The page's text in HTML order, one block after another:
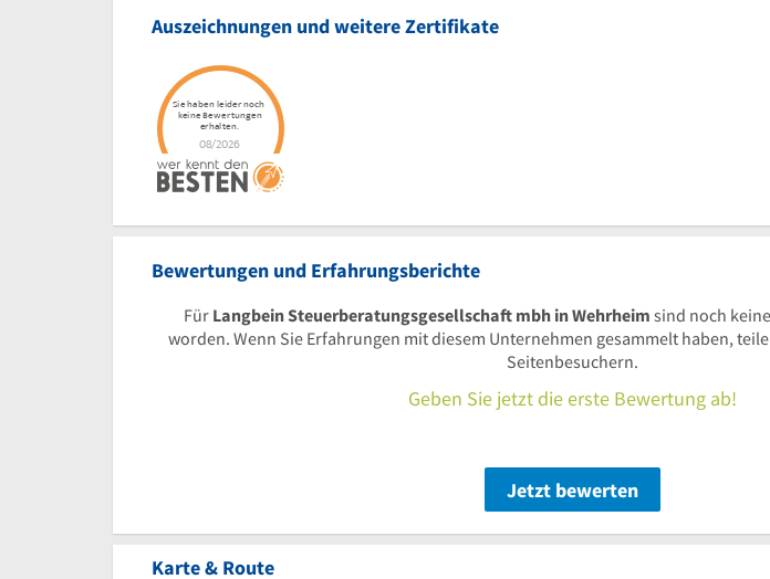
Auszeichnungen und weitere Zertifikate
Bewertungen und Erfahrungsberichte
Für Langbein Steuerberatungsgesellschaft mbh in Wehrheim sind noch
worden. Wenn Sie Erfahrungen mit diesem Unternehmen gesammelt haben,
Seitenbesuchern.
Geben Sie jetzt die erste Bewertung ab!
Jetzt bewerten
Karte & Route